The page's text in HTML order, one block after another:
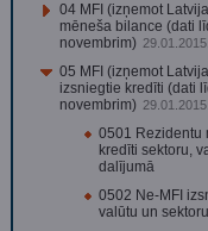
04 MFI (izņemot
mēneša bilance (dati
novembrim) 29.01.2015.
05 MFI (izņemot
izsniegtie kredīti (dati
novembrim) 29.01.2015.
0501 Rezidentu
kredīti sektoru,
dalījumā
0502 Ne-MFI
valūtu un